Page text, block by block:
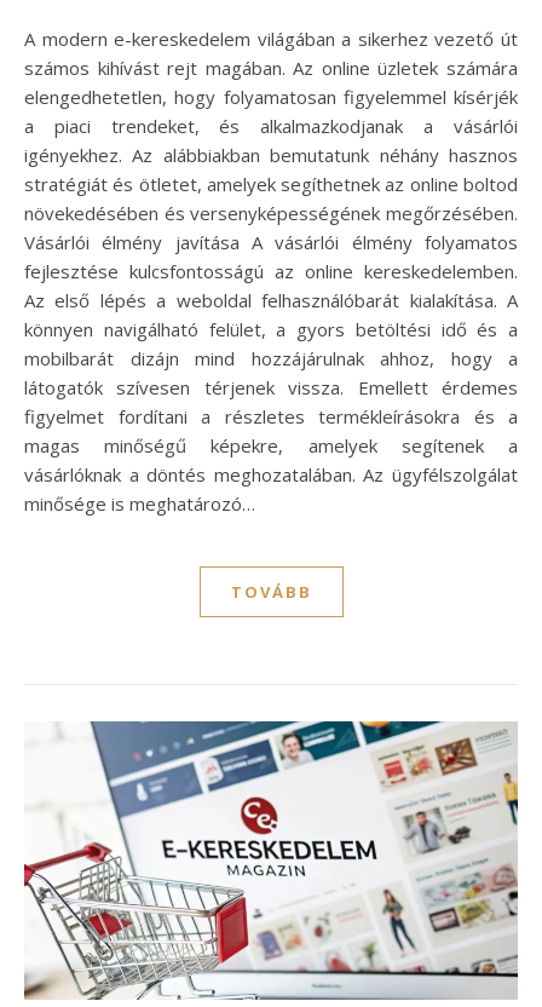
A modern e-kereskedelem világában a sikerhez vezető út
számos kihívást rejt magában. Az online üzletek számára
elengedhetetlen, hogy folyamatosan figyelemmel kísérjék
a piaci trendeket, és alkalmazkodjanak a vásárlói
igényekhez. Az alábbiakban bemutatunk néhány hasznos
stratégiát és ötletet, amelyek segíthetnek az online boltod
növekedésében és versenyképességének megőrzésében.
Vásárlói élmény javítása A vásárlói élmény folyamatos
fejlesztése kulcsfontosságú az online kereskedelemben.
Az első lépés a weboldal felhasználóbarát kialakítása. A
könnyen navigálható felület, a gyors betöltési idő és a
mobilbarát dizájn mind hozzájárulnak ahhoz, hogy a
látogatók szívesen térjenek vissza. Emellett érdemes
figyelmet fordítani a részletes termékleírásokra és a
magas minőségű képekre, amelyek segítenek a
vásárlóknak a döntés meghozatalában. Az ügyfélszolgálat
minősége is meghatározó…
TOVÁBB